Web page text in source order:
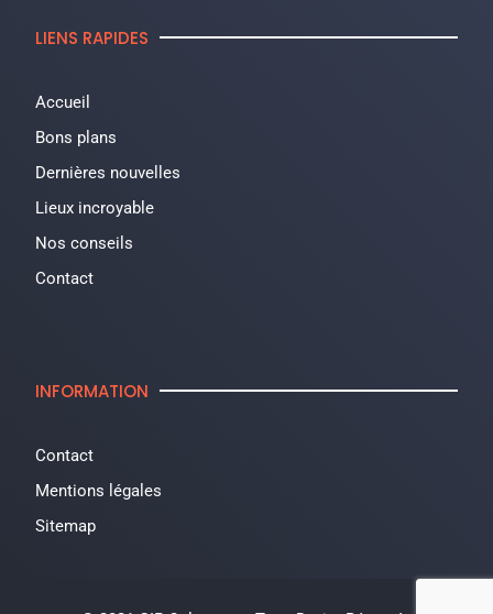
LIENS RAPIDES
Accueil
Bons plans
Dernières nouvelles
Lieux incroyable
Nos conseils
Contact
INFORMATION
Contact
Mentions légales
Sitemap